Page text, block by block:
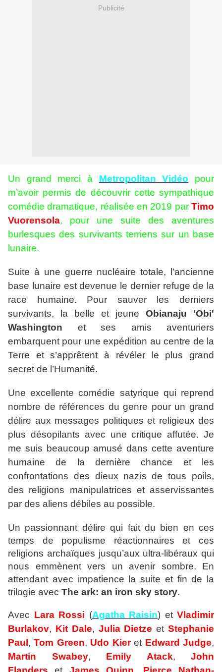
Publicité
Un grand merci à Metropolitan Vidéo pour
m’avoir permis de découvrir cette sympathique
comédie dramatique, réalisée en 2019 par Timo
Vuorensola, pour une suite des aventures
burlesques des survivants terriens sur un base
lunaire.
Suite à une guerre nucléaire totale, l’ancienne
base lunaire est devenue le dernier refuge de la
race humaine. Pour sauver les derniers
survivants, la belle et jeune Obianaju 'Obi'
Washington et ses amis aventuriers
embarquent pour une expédition au centre de la
Terre et s’apprêtent à révéler le plus grand
secret de l’Humanité.
Une excellente comédie satyrique qui reprend
nombre de références du genre pour un grand
délire aux messages politiques et religieux des
plus désopilants avec une critique affutée. Je
me suis beaucoup amusé dans cette aventure
humaine de la dernière chance et les
confrontations des dieux nazis de tous poils,
des religions manipulatrices et asservissantes
par des aliens débiles au possible.
Un passionnant délire qui fait du bien en ces
temps de populisme réactionnaires et ces
religions archaïques jusqu’aux ultra-libéraux qui
nous emmènent vers un avenir sombre. En
attendant avec impatience la suite et fin de la
trilogie avec The ark: an iron sky story.
Avec Lara Rossi (Agatha Raisin) et Vladimir
Burlakov, Kit Dale, Julia DietzeetStephanie
Paul ,Tom Green, Udo Kieret Edward Judge,
Martin Swabey, Emily Atack, John